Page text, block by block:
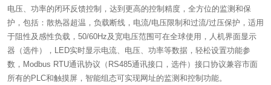
电压、功率的闭环反馈控制，达到更高的控制精度，全方位的监测和保
护，包括：散热器超温，负载断线，电流/电压限制和过流/过压保护，适用
于阻性及感性负载，50/60Hz及宽电压范围可在全球使用，人机界面显示
器（选件），LED实时显示电流、电压、功率等数据，轻松设置功能参
数，Modbus RTU通讯协议（RS485通讯接口，选件）接口协议兼容市面
所有的PLC和触摸屏，智能组态可实现网址的监测和控制功能。